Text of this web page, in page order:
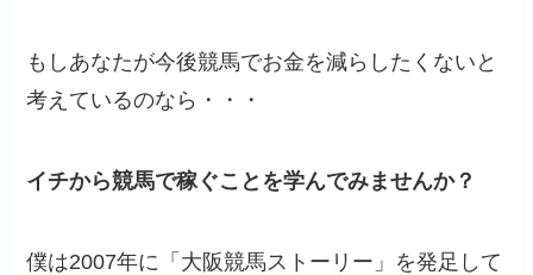
もしあなたが今後競馬でお金を減らしたくないと
考えているのなら・・・
イチから競馬で稼ぐことを学んでみませんか？
僕は2007年に「大阪競馬ストーリー」を発足して